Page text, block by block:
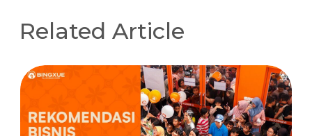
Related Article